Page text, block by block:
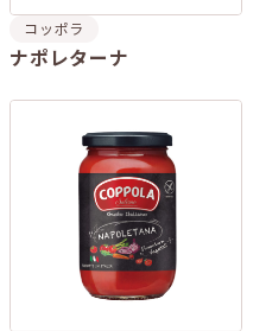
コッポラ
ナポレターナ